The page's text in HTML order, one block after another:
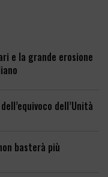
e la grande erosione
dell’Unità
basterà più